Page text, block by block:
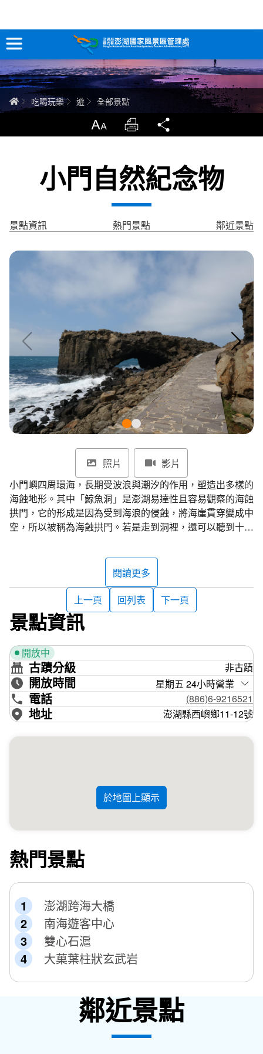
跳
到
主
要
內
容
訊息專區
關於澎湖
智慧觀光情報站
環境教育網 行政資訊網
首長信箱 English
日本語 Tiếng Việt
ไทย Bahasa indonesia
全部景點
首頁吃喝玩樂 遊 全部景點
放大 列印
小門自然紀念物
景點資訊 熱門景點 鄰近景點
照片
影片
小門嶼四周環海，長期受波浪與潮汐的作用，塑造出多樣的
海蝕地形。其中「鯨魚洞」是澎湖易達性且容易觀察的海蝕
拱門，它的形成是因為受到海浪的侵蝕，將海崖貫穿變成中
空，所以被稱為海蝕拱門。若是走到洞裡，還可以聽到十分
另在環島步道旁的岩壁有露出明顯且完整的岩層，從上而下
是矽質玄武岩柱狀節理、泥煤層、粉砂岩層與硫磺層，這就
是「火山口湖遺跡」。和鯨魚洞一樣俱備稀有性和特殊性，
都是認識海蝕演進過程與地質演化的最佳實地教材，因此同
時被公告為小門自然紀念物。
小門地區著名的還有「小門嶼層」，由地質年代分析可以分
為上下兩層，上層為殼灰岩，是由生物介殼遺骸、石英粒及
微小有孔蟲膠結而成，下層是鐵質石英砂岩或砂泥岩互層，
是經由風化作用而露出清楚的岩層，因為這樣的地質特色以
小門地區顯露的最為完整，因此命名為「小門嶼層」。
閱讀更多
上一頁
回列表 下一頁
景點資訊
開放中
古蹟分級 非古蹟
開放時間 星期五 24小時營業
電話 (886)6-9216521
地址 澎湖縣西嶼鄉11-12號
於地圖上顯示
熱門景點
澎湖跨海大橋
南海遊客中心
雙心石滬
大菓葉柱狀玄武岩
鄰近景點